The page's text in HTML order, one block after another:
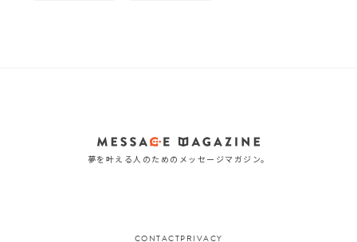
夢を叶える人のためのメッセージマガジン。
CONTACTPRIVACY